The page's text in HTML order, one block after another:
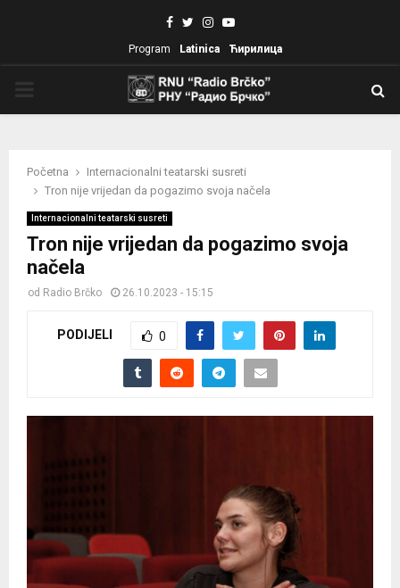
Facebook
TwitterInstagram
Youtube
Program Latinica Ћирилица
Početna
Internacionalni teatarski susreti
Tron nije vrijedan da pogazimo svoja načela
Internacionalni teatarski susreti
Tron nije vrijedan da pogazimo svoja
načela
od Radio Brčko 26.10.2023 - 15:15
PODIJELI 0